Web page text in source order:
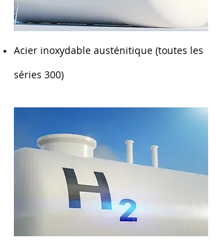
Acier inoxydable austénitique (toutes les
séries 300)